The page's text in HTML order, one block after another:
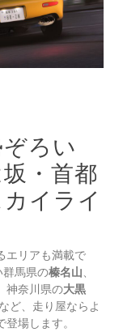
ろい
・首都
イライ
エリアも満載で
馬県の榛名山、
神奈川県の大黒
など、走り屋ならよ
場します。